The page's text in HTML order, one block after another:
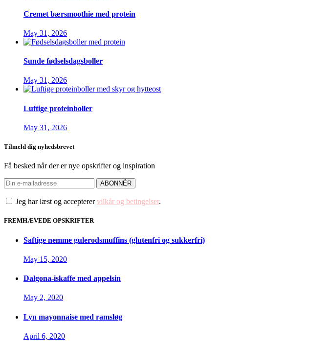
Cremet bærsmoothie med protein
May 31, 2026
Sunde fødselsdagsboller
May 31, 2026
Luftige proteinboller
May 31, 2026
Tilmeld dig nyhedsbrevet
Få besked når der er nye opskrifter og inspiration
Jeg har læst og accepterervilkår og betingelser.
FREMHÆVEDE OPSKRIFTER
Saftige nemme gulerodsmuffins (glutenfri og sukkerfri)
May 15, 2020
Dalgona-iskaffe med appelsin
May 2, 2020
Lyn mayonnaise med ramsløg
April 6, 2020